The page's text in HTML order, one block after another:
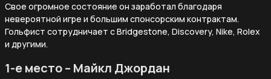
Свое огромное состояние он заработал благодаря
невероятной игре и большим спонсорским контрактам.
Гольфист сотрудничает с Bridgestone, Discovery, Nike, Rolex
и другими.
1-е место – Майкл Джордан